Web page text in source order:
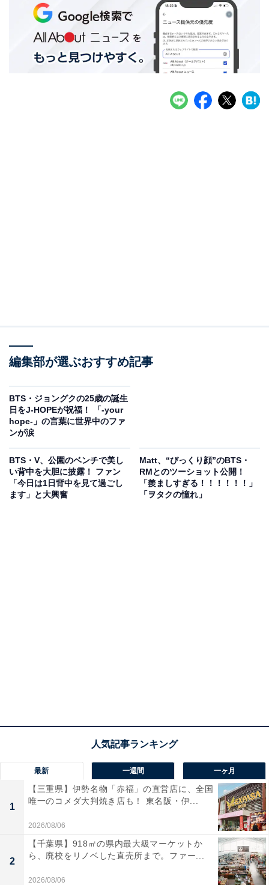
編集部が選ぶおすすめ記事
BTS・ジョングクの25歳の誕生
日をJ-HOPEが祝福！ 「-your
hope-」の言葉に世界中のファ
ンが涙
BTS・V、公園のベンチで美し
い背中を大胆に披露！ ファン
「今日は1日背中を見て過ごし
ます」と大興奮
Matt、“びっくり顔”のBTS・
RMとのツーショット公開！
「羨ましすぎる！！！！！！」
「ヲタクの憧れ」
最新 一週間 一ヶ月
1
【三重県】伊勢名物「赤福」の直営店に、全国
唯一のコメダ大判焼き店も！ 東名阪・伊...
2026/08/06
2
【千葉県】918㎡の県内最大級マーケットか
ら、廃校をリノベした直売所まで。ファー...
2026/08/06